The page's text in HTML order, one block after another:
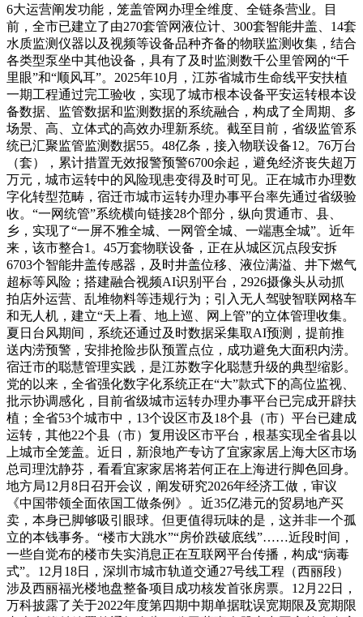
6大运营阐发功能，笼盖管网办理全维度、全链条营业。目
前，全市已建立了由270套管网液位计、300套智能井盖、14套
水质监测仪器以及视频等设备品种齐备的物联监测收集，结合
各类型泵坐中其他设备，具有了及时监测数千公里管网的“千
里眼”和“顺风耳”。2025年10月，江苏省城市生命线平安扶植
一期工程通过完工验收，实现了城市根本设备平安运转根本设
备数据、监管数据和监测数据的系统融合，构成了全周期、多
场景、高、立体式的高效办理新系统。截至目前，省级监管系
统已汇聚监管监测数据55。48亿条，接入物联设备12。76万台
（套），累计措置无效报警预警6700余起，避免经济丧失超万
万元，城市运转中的风险现患变得及时可见。正在城市办理数
字化转型范畴，宿迁市城市运转办理办事平台率先通过省级验
收。“一网统管”系统横向链接28个部分，纵向贯通市、县、
乡，实现了“一屏不雅全城、一网管全城、一端惠全城”。近年
来，该市整合1。45万套物联设备，正在从城区沉点段安拆
6703个智能井盖传感器，及时井盖位移、液位满溢、井下燃气
超标等风险；搭建融合视频AI识别平台，2926摄像头从动抓
拍店外运营、乱堆物料等违规行为；引入无人驾驶智联网格车
和无人机，建立“天上看、地上巡、网上管”的立体管理收集。
夏日台风期间，系统还通过及时数据采集取AI预测，提前推
送内涝预警，安排抢险步队预置点位，成功避免大面积内涝。
宿迁市的聪慧管理实践，是江苏数字化聪慧升级的典型缩影。
党的以来，全省强化数字化系统正在“大”款式下的高位监视、
批示协调感化，目前省级城市运转办理办事平台已完成开辟扶
植；全省53个城市中，13个设区市及18个县（市）平台已建成
运转，其他22个县（市）复用设区市平台，根基实现全省县以
上城市全笼盖。近日，新浪地产专访了宜家家居上海大区市场
总司理沈静芬，看看宜家家居将若何正在上海进行脚色回身。
地方局12月8日召开会议，阐发研究2026年经济工做，审议
《中国带领全面依国工做条例》。近35亿港元的贸易地产买
卖，本身已脚够吸引眼球。但更值得玩味的是，这并非一个孤
立的本钱事务。“楼市大跳水”“房价跌破底线”……近段时间，
一些自觉布的楼市失实消息正在互联网平台传播，构成“病毒
式”。12月18日，深圳市城市轨道交通27号线工程（西丽段）
涉及西丽福光楼地盘整备项目成功核发首张房票。12月22日，
万科披露了关于2022年度第四期中期单据耽误宽期限及宽期限